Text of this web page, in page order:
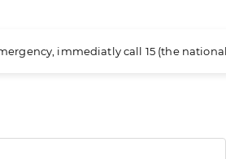
immediatly call 15 (the